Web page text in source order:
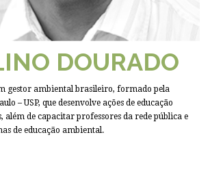
DOURADO
gestor ambiental brasileiro, formado pela
– USP, que desenvolve ações de educação
além de capacitar professores da rede pública e
de educação ambiental.